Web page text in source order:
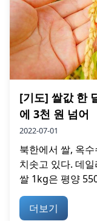
[기도] 쌀값 한
에 3천 원 넘어
2022-07-01
북한에서 쌀, 옥
치솟고 있다. 데
쌀 1kg은 평양
더보기